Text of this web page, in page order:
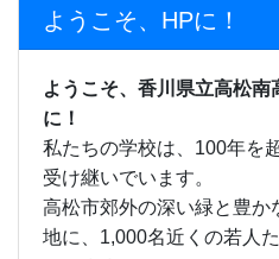
ようこそ、HPに！
ようこそ、香川県立高松南
に！
私たちの学校は、100年を
受け継いでいます。
高松市郊外の深い緑と豊か
地に、1,000名近くの若人